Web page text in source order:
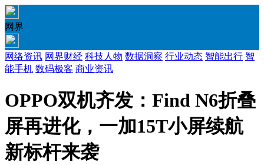
网界
网络资讯 网界财经 科技人物 数据洞察 行业动态 智能出行 智
能手机 数码极客 商业资讯
OPPO双机齐发：Find N6折叠
屏再进化，一加15T小屏续航
新标杆来袭